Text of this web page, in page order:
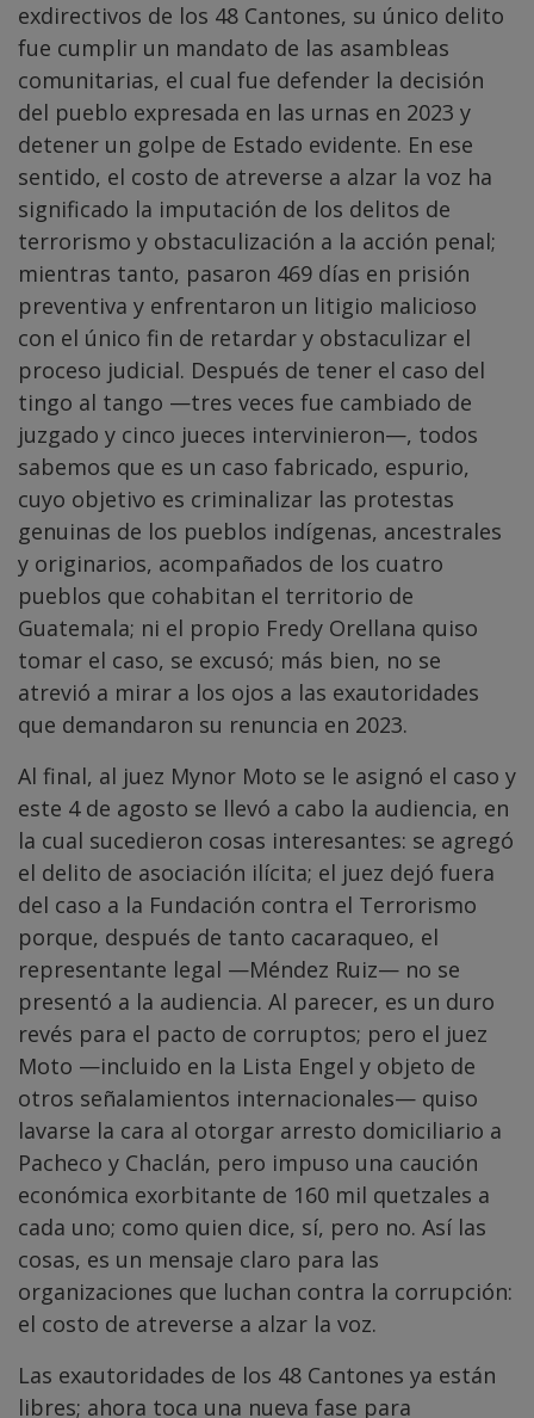
exdirectivos de los 48 Cantones, su único delito
fue cumplir un mandato de las asambleas
comunitarias, el cual fue defender la decisión
del pueblo expresada en las urnas en 2023 y
detener un golpe de Estado evidente. En ese
sentido, el costo de atreverse a alzar la voz ha
significado la imputación de los delitos de
terrorismo y obstaculización a la acción penal;
mientras tanto, pasaron 469 días en prisión
preventiva y enfrentaron un litigio malicioso
con el único fin de retardar y obstaculizar el
proceso judicial. Después de tener el caso del
tingo al tango —tres veces fue cambiado de
juzgado y cinco jueces intervinieron—, todos
sabemos que es un caso fabricado, espurio,
cuyo objetivo es criminalizar las protestas
genuinas de los pueblos indígenas, ancestrales
y originarios, acompañados de los cuatro
pueblos que cohabitan el territorio de
Guatemala; ni el propio Fredy Orellana quiso
tomar el caso, se excusó; más bien, no se
atrevió a mirar a los ojos a las exautoridades
que demandaron su renuncia en 2023.
Al final, al juez Mynor Moto se le asignó el caso y
este 4 de agosto se llevó a cabo la audiencia, en
la cual sucedieron cosas interesantes: se agregó
el delito de asociación ilícita; el juez dejó fuera
del caso a la Fundación contra el Terrorismo
porque, después de tanto cacaraqueo, el
representante legal —Méndez Ruiz— no se
presentó a la audiencia. Al parecer, es un duro
revés para el pacto de corruptos; pero el juez
Moto —incluido en la Lista Engel y objeto de
otros señalamientos internacionales— quiso
lavarse la cara al otorgar arresto domiciliario a
Pacheco y Chaclán, pero impuso una caución
económica exorbitante de 160 mil quetzales a
cada uno; como quien dice, sí, pero no. Así las
cosas, es un mensaje claro para las
organizaciones que luchan contra la corrupción:
el costo de atreverse a alzar la voz.
Las exautoridades de los 48 Cantones ya están
libres; ahora toca una nueva fase para